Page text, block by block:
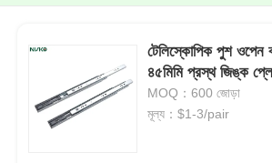
টেলিস্কোপিক পুশ ওপেন
৪৫মিমি প্রস্থ জিঙ্ক
MOQ：600 জোড়া
মূল্য：$1-3/pair